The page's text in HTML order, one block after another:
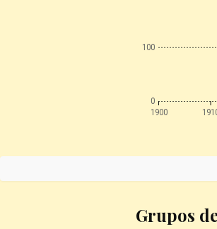
1900
0
100
Grupos